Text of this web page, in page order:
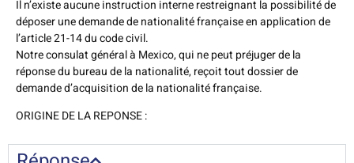
Il n’existe aucune instruction interne restreignant la possibilité de
déposer une demande de nationalité française en application de
l’article 21-14 du code civil.
Notre consulat général à Mexico, qui ne peut préjuger de la
réponse du bureau de la nationalité, reçoit tout dossier de
demande d’acquisition de la nationalité française.
ORIGINE DE LA REPONSE :